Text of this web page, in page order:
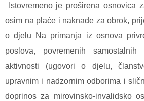
Istovremeno je proširena osnovica
osim na plaće i naknade za obrok,
o djelu Na primanja iz osnova
poslova, povremenih
aktivnosti (ugovori o djelu,
upravnim i nadzornim odborima i
doprinos za mirovinsko-invalidsko